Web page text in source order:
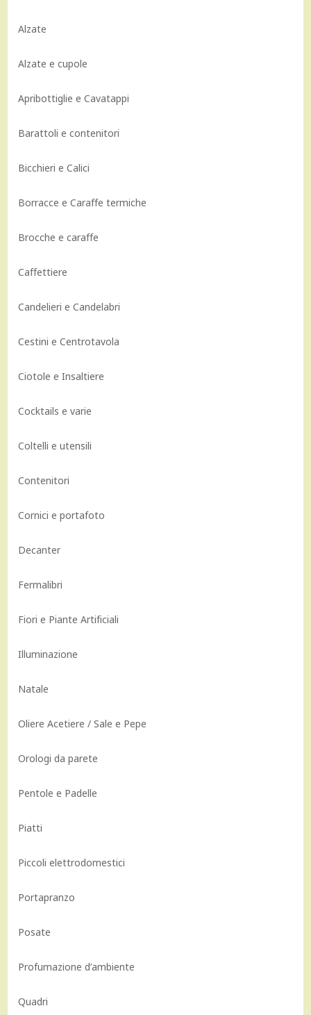
Alzate
Alzate e cupole
Apribottiglie e Cavatappi
Barattoli e contenitori
Bicchieri e Calici
Borracce e Caraffe termiche
Brocche e caraffe
Caffettiere
Candelieri e Candelabri
Cestini e Centrotavola
Ciotole e Insaltiere
Cocktails e varie
Coltelli e utensili
Contenitori
Cornici e portafoto
Decanter
Fermalibri
Fiori e Piante Artificiali
Illuminazione
Natale
Oliere Acetiere / Sale e Pepe
Orologi da parete
Pentole e Padelle
Piatti
Piccoli elettrodomestici
Portapranzo
Posate
Profumazione d’ambiente
Quadri